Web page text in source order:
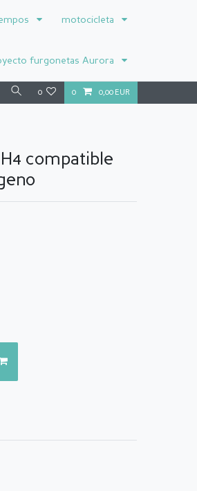
motocicleta
furgonetas Aurora
0 0 0,00 EUR
compatible